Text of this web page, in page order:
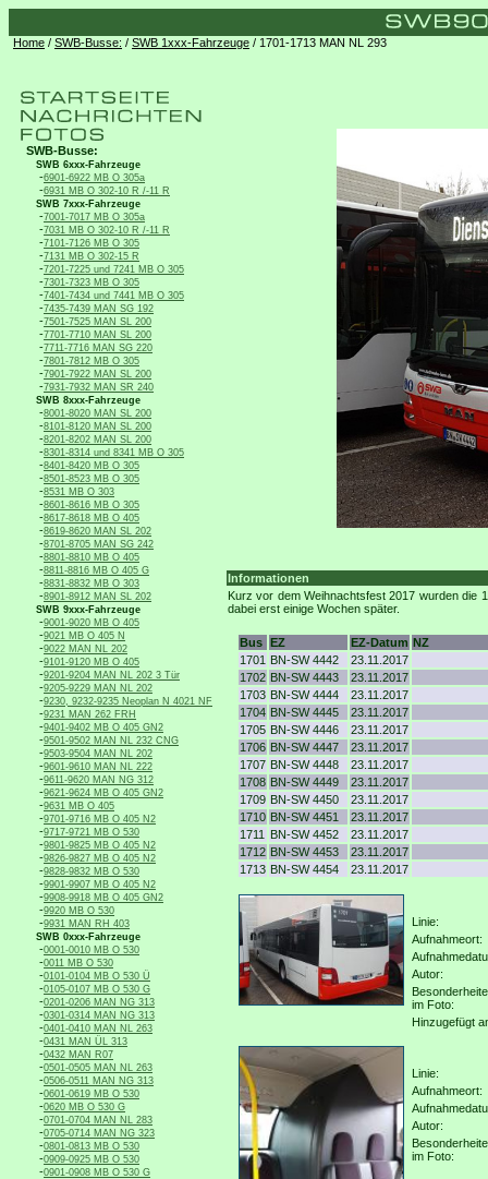
Home / SWB-Busse: / SWB 1xxx-Fahrzeuge / 1701-1713 MAN NL 293
SWB-Busse:
SWB 6xxx-Fahrzeuge
-6901-6922 MB O 305a
-6931 MB O 302-10 R /-11 R
SWB 7xxx-Fahrzeuge
-7001-7017 MB O 305a
-7031 MB O 302-10 R /-11 R
-7101-7126 MB O 305
-7131 MB O 302-15 R
-7201-7225 und 7241 MB O 305
-7301-7323 MB O 305
-7401-7434 und 7441 MB O 305
-7435-7439 MAN SG 192
-7501-7525 MAN SL 200
-7701-7710 MAN SL 200
-7711-7716 MAN SG 220
-7801-7812 MB O 305
-7901-7922 MAN SL 200
-7931-7932 MAN SR 240
SWB 8xxx-Fahrzeuge
-8001-8020 MAN SL 200
-8101-8120 MAN SL 200
-8201-8202 MAN SL 200
-8301-8314 und 8341 MB O 305
-8401-8420 MB O 305
-8501-8523 MB O 305
-8531 MB O 303
-8601-8616 MB O 305
-8617-8618 MB O 405
-8619-8620 MAN SL 202
-8701-8705 MAN SG 242
-8801-8810 MB O 405
-8811-8816 MB O 405 G
-8831-8832 MB O 303
-8901-8912 MAN SL 202
SWB 9xxx-Fahrzeuge
-9001-9020 MB O 405
-9021 MB O 405 N
-9022 MAN NL 202
-9101-9120 MB O 405
-9201-9204 MAN NL 202 3 Tür
-9205-9229 MAN NL 202
-9230, 9232-9235 Neoplan N 4021 NF
-9231 MAN 262 FRH
-9401-9402 MB O 405 GN2
-9501-9502 MAN NL 232 CNG
-9503-9504 MAN NL 202
-9601-9610 MAN NL 222
-9611-9620 MAN NG 312
-9621-9624 MB O 405 GN2
-9631 MB O 405
-9701-9716 MB O 405 N2
-9717-9721 MB O 530
-9801-9825 MB O 405 N2
-9826-9827 MB O 405 N2
-9828-9832 MB O 530
-9901-9907 MB O 405 N2
-9908-9918 MB O 405 GN2
-9920 MB O 530
-9931 MAN RH 403
SWB 0xxx-Fahrzeuge
-0001-0010 MB O 530
-0011 MB O 530
-0101-0104 MB O 530 Ü
-0105-0107 MB O 530 G
-0201-0206 MAN NG 313
-0301-0314 MAN NG 313
-0401-0410 MAN NL 263
-0431 MAN ÜL 313
-0432 MAN R07
-0501-0505 MAN NL 263
-0506-0511 MAN NG 313
-0601-0619 MB O 530
-0620 MB O 530 G
-0701-0704 MAN NL 283
-0705-0714 MAN NG 323
-0801-0813 MB O 530
-0909-0925 MB O 530
-0901-0908 MB O 530 G
Informationen
Kurz vor dem Weihnachtsfest 2017 wurden die
dabei erst einige Wochen später.
Bus EZ EZ-Datum NZ
1701 BN-SW 4442
23.11.2017
1702 BN-SW 4443
23.11.2017
1703 BN-SW 4444
23.11.2017
1704 BN-SW 4445
23.11.2017
1705 BN-SW 4446
23.11.2017
1706 BN-SW 4447
23.11.2017
1707 BN-SW 4448
23.11.2017
1708 BN-SW 4449
23.11.2017
1709 BN-SW 4450
23.11.2017
1710 BN-SW 4451
23.11.2017
1711
BN-SW 4452
23.11.2017
1712 BN-SW 4453
23.11.2017
1713 BN-SW 4454 23.11.2017
Linie:
Aufnahmeort:
Autor:
im Foto:
Hinzugefügt
Linie:
Aufnahmeort:
Autor:
im Foto: